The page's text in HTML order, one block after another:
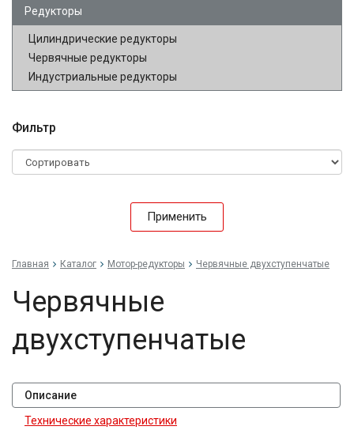
Редукторы
Цилиндрические редукторы
Червячные редукторы
Индустриальные редукторы
Фильтр
Применить
Главная Каталог Мотор-редукторы Червячные двухступенчатые
Червячные
двухступенчатые
Описание
Технические характеристики